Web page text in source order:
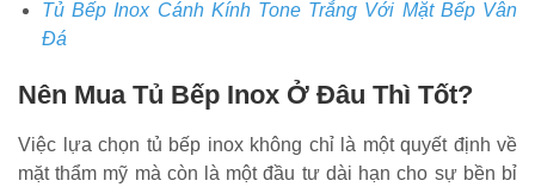
Tủ Bếp Inox Cánh Kính Tone Trắng Với Mặt Bếp Vân
Đá
Nên Mua Tủ Bếp Inox Ở Đâu Thì Tốt?
Việc lựa chọn tủ bếp inox không chỉ là một quyết định về
mặt thẩm mỹ mà còn là một đầu tư dài hạn cho sự bền bỉ